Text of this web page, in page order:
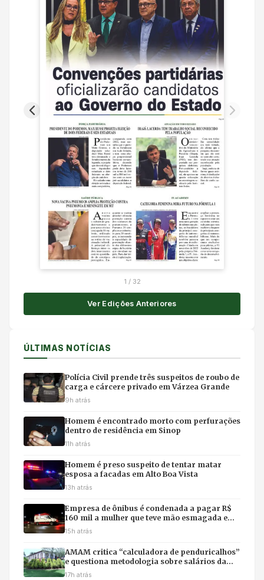
1 / 32
Ver Edições Anteriores
ÚLTIMAS NOTÍCIAS
Polícia Civil prende três suspeitos de roubo de
carga e cárcere privado em Várzea Grande
9h atrás
Homem é encontrado morto com perfurações
dentro de residência em Sinop
11h atrás
Homem é preso suspeito de tentar matar
esposa a facadas em Alto Boa Vista
13h atrás
Empresa de ônibus é condenada a pagar R$
160 mil a mulher que teve mão esmagada em
acidente
15h atrás
AMAM critica “calculadora de penduricalhos”
e questiona metodologia sobre salários da
magistratura
17h atrás